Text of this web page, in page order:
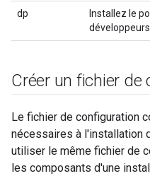
dp
Installez le
développeurs.
Créer un fichier de
Le fichier de configuration
nécessaires à l'installation
utiliser le même fichier de
les composants d'une